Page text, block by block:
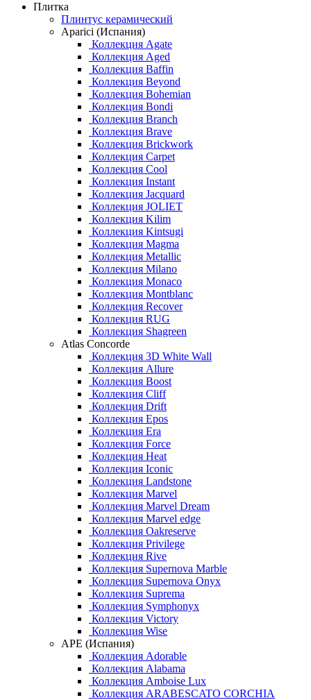
Плитка
Плинтус керамический
Aparici (Испания)
Коллекция Agate
Коллекция Aged
Коллекция Baffin
Коллекция Beyond
Коллекция Bohemian
Коллекция Bondi
Коллекция Branch
Коллекция Brave
Коллекция Brickwork
Коллекция Carpet
Коллекция Cool
Коллекция Instant
Коллекция Jacquard
Коллекция JOLIET
Коллекция Kilim
Коллекция Kintsugi
Коллекция Magma
Коллекция Metallic
Коллекция Milano
Коллекция Monaco
Коллекция Montblanc
Коллекция Recover
Коллекция RUG
Коллекция Shagreen
Atlas Concorde
Коллекция 3D White Wall
Коллекция Allure
Коллекция Boost
Коллекция Cliff
Коллекция Drift
Коллекция Epos
Коллекция Era
Коллекция Force
Коллекция Heat
Коллекция Iconic
Коллекция Landstone
Коллекция Marvel
Коллекция Marvel Dream
Коллекция Marvel edge
Коллекция Oakreserve
Коллекция Privilege
Коллекция Rive
Коллекция Supernova Marble
Коллекция Supernova Onyx
Коллекция Suprema
Коллекция Symphonyx
Коллекция Victory
Коллекция Wise
APE (Испания)
Коллекция Adorable
Коллекция Alabama
Коллекция Amboise Lux
Коллекция ARABESCATO CORCHIA